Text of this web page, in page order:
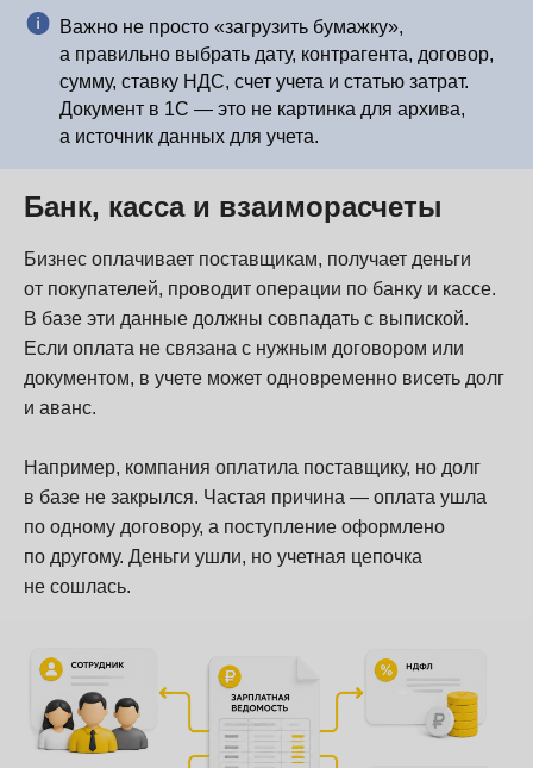
Важно не просто «загрузить бумажку»,
а правильно выбрать дату, контрагента, договор,
сумму, ставку НДС, счет учета и статью затрат.
Документ в 1С — это не картинка для архива,
а источник данных для учета.
Банк, касса и взаиморасчеты
Бизнес оплачивает поставщикам, получает деньги
от покупателей, проводит операции по банку и кассе.
В базе эти данные должны совпадать с выпиской.
Если оплата не связана с нужным договором или
документом, в учете может одновременно висеть долг
и аванс.
Например, компания оплатила поставщику, но долг
в базе не закрылся. Частая причина — оплата ушла
по одному договору, а поступление оформлено
по другому. Деньги ушли, но учетная цепочка
не сошлась.